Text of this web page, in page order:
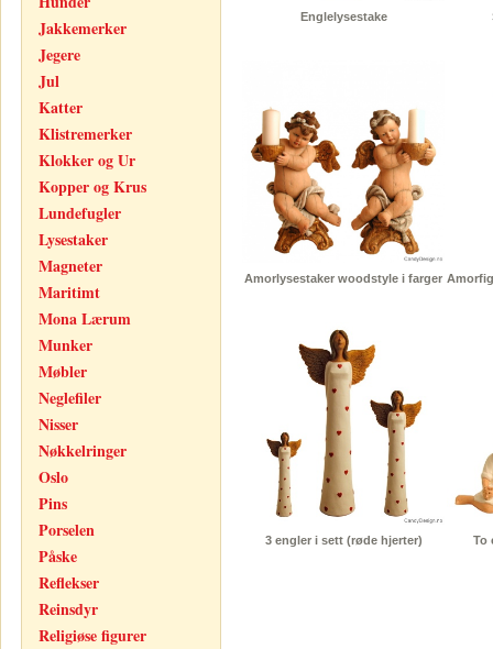
Jakkemerker
Jegere
Jul
Katter
Klistremerker
Klokker og Ur
Kopper og Krus
Lundefugler
Lysestaker
Magneter
Maritimt
Mona Lærum
Munker
Møbler
Neglefiler
Nisser
Nøkkelringer
Oslo
Pins
Porselen
Påske
Reflekser
Reinsdyr
Religiøse figurer
Englelysestake
Amorlysestaker woodstyle i farger
3 engler i sett (røde hjerter) To